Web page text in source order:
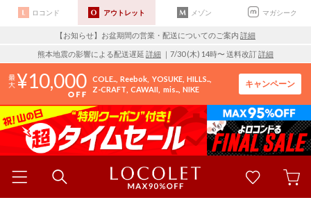
ロコンド アウトレット メゾン マガシーク
【お知らせ】お盆期間の営業・配送についてのご案内 詳細
熊本地震の影響による配送遅延 詳細 ｜7/30 (木) 14時〜 送料改訂詳細
10,000 COLE.. Reebok YOSUKE HILLS..
Z-CRAFT CAWAII mis.. NIKE
キャンペーン